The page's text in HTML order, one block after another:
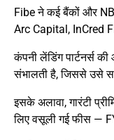
Fibe ने कई बैंकों और
Arc Capital, InCred
कंपनी लेंडिंग पार्टनर्स
संभालती है, जिससे उसे
इसके अलावा, गारंटी
लिए वसूली गई फीस —